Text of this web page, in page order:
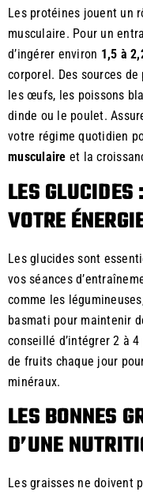
Les protéines jouent un
musculaire. Pour un
d’ingérer environ 1,5 à
corporel. Des sources
les œufs, les poissons
dinde ou le poulet.
votre régime quotidien
musculaire et la
LES
VOTRE
Les glucides sont
vos séances
comme les
basmati pour maintenir
conseillé d’intégrer 2 à
de fruits chaque jour
minéraux.
LES BONNES
D’UNE
Les graisses ne doivent